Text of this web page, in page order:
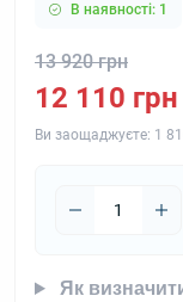
В наявності: 1
13 920 грн
12 110 грн
Ви заощаджуєте: 1
Як